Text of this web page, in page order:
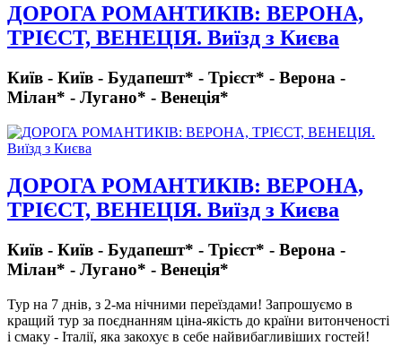
ДОРОГА РОМАНТИКІВ: ВЕРОНА,
ТРІЄСТ, ВЕНЕЦІЯ. Виїзд з Києва
Київ - Київ - Будапешт* - Трієст* - Верона -
Мілан* - Лугано* - Венеція*
ДОРОГА РОМАНТИКІВ: ВЕРОНА,
ТРІЄСТ, ВЕНЕЦІЯ. Виїзд з Києва
Київ - Київ - Будапешт* - Трієст* - Верона -
Мілан* - Лугано* - Венеція*
Тур на 7 днів, з 2-ма нічними переїздами! Запрошуємо в
кращий тур за поєднанням ціна-якість до країни витонченості
і смаку - Італії, яка закохує в себе найвибагливіших гостей!